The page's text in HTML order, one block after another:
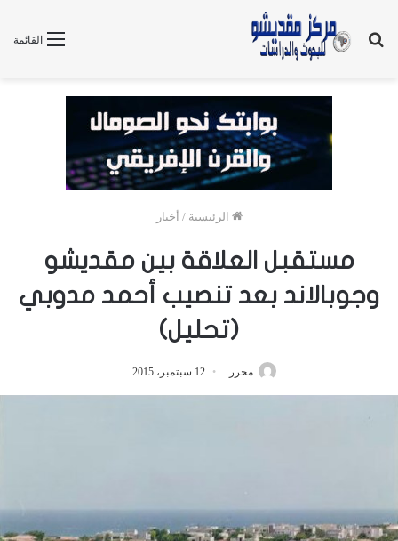
القائمة
بحث
الرئيسية / أخبار
مستقبل العلاقة بين مقديشو
وجوبالاند بعد تنصيب أحمد مدوبي
(تحليل)
محرر 12 سبتمبر، 2015